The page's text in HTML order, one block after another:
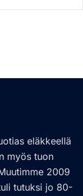
eläkkeellä
myös tuon
2009
tutuksi jo 80-